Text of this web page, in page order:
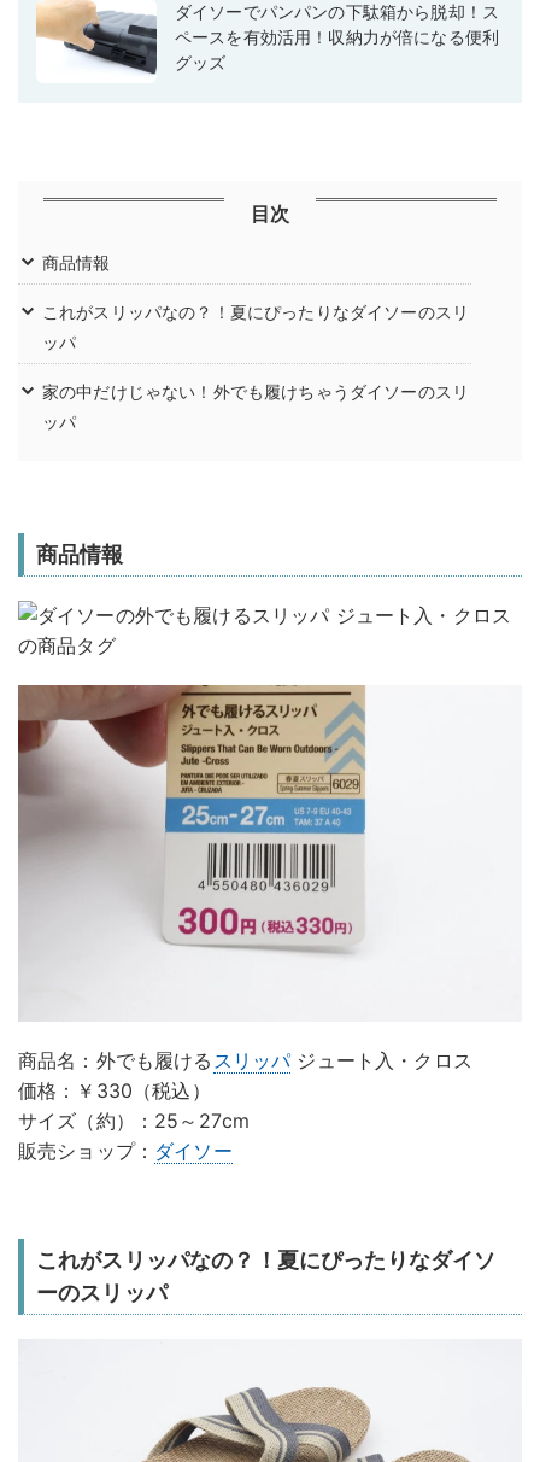
ダイソーでパンパンの下駄箱から脱却！ス
ペースを有効活用！収納力が倍になる便利
グッズ
目次
商品情報
これがスリッパなの？！夏にぴったりなダイソーのスリ
ッパ
家の中だけじゃない！外でも履けちゃうダイソーのスリ
ッパ
商品情報
商品名：外でも履ける スリッパジュート入・クロス
価格：￥330（税込）
サイズ（約）：25～27cm
販売ショップ： ダイソー
これがスリッパなの？！夏にぴったりなダイソ
ーのスリッパ